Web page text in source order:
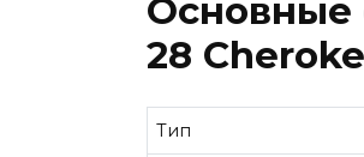
Основные
28
Тип